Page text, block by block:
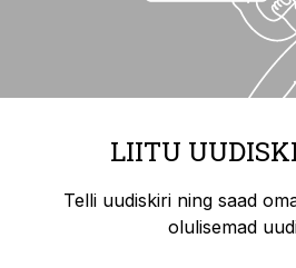
LIITU
Telli uudiskiri ning saad
olulisemad